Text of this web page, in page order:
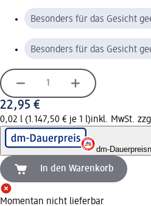
Besonders für das Gesicht
Besonders für das Gesicht
22,95 €
0,02 l (1.147,50 € je 1 l)inkl. MwSt.
dm-Dauerpreis
In den Warenkorb
Momentan nicht lieferbar